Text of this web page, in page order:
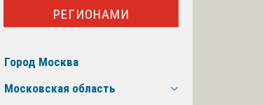
РЕГИОНАМИ
Город Москва
Московская область